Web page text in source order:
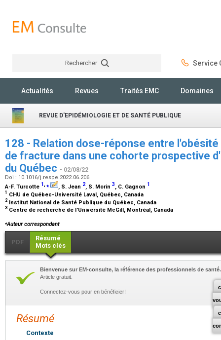
Rechercher Service
Actualités Revues Traités EMC Domaines
REVUE D'EPIDÉMIOLOGIE ET DE SANTÉ PUBLIQUE
128 - Relation dose-réponse entre
de fracture dans une cohorte prospective
du Québec - 02/08/22
Doi : 10.1016/j.respe.2022.06.206
A-F. Turcotte 1,⁎ , S. Jean 2, S. Morin 3, C. Gagnon 1
1 CHU de Québec-Université Laval, Québec, Canada
2 Institut National de Santé Publique du Québec, Canada
3 Centre de recherche de l'Université McGill, Montréal, Canada
⁎Auteur correspondant
PDF
Résumé
Mots clés
Bienvenue sur EM-consulte, la référence des professionnels de santé.
Article gratuit.
Connectez-vous pour en bénéficier!
Résumé
Contexte